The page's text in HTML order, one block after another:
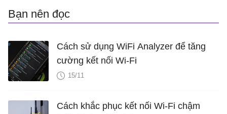
Bạn nên đọc
Cách sử dụng WiFi Analyzer để tăng
cường kết nối Wi-Fi
15/11
Cách khắc phục kết nối Wi-Fi chậm